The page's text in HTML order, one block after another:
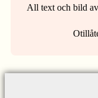
All text och bild